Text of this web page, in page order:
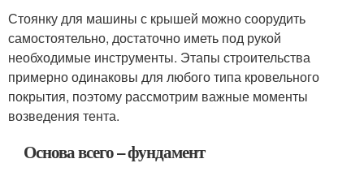
Стоянку для машины с крышей можно соорудить
самостоятельно, достаточно иметь под рукой
необходимые инструменты. Этапы строительства
примерно одинаковы для любого типа кровельного
покрытия, поэтому рассмотрим важные моменты
возведения тента.
Основа всего – фундамент